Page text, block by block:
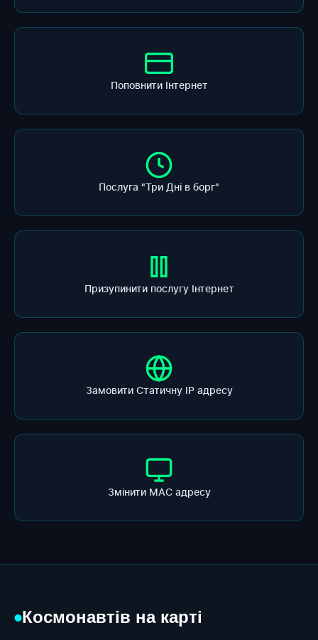
Поповнити Інтернет
Послуга "Три Дні в борг"
Призупинити послугу Інтернет
Замовити Статичну ІР адресу
Змінити МАС адресу
●Космонавтів на карті